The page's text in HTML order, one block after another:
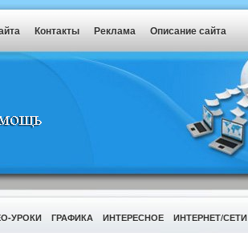
Контакты Реклама Описание сайта
УРОКИ ГРАФИКА ИНТЕРЕСНОЕ ИНТЕРНЕТ/СЕТИ